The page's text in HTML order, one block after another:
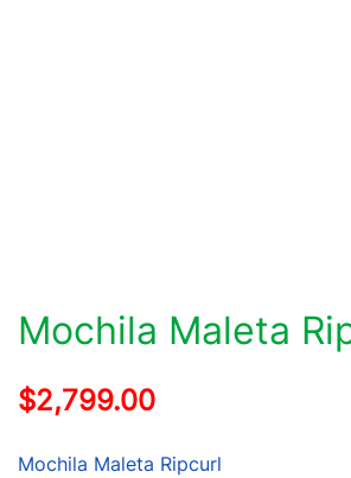
Mochila Maleta
$2,799.00
Mochila Maleta Ripcurl